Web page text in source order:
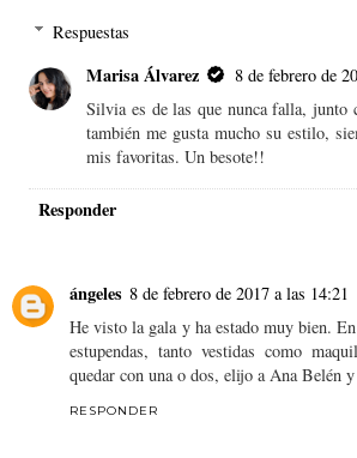
Respuestas
Marisa Álvarez
8 de febrero de
Silvia es de las que nunca falla, junto
también me gusta mucho su estilo,
mis favoritas. Un besote!!
Responder
ángeles 8 de febrero de 2017 a las 14:21
He visto la gala y ha estado muy bien.
estupendas, tanto vestidas como
quedar con una o dos, elijo a Ana Belén
RESPONDER